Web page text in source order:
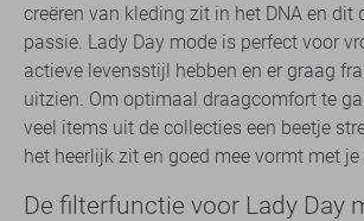
creëren van kleding zit in het DNA en dit
passie. Lady Day mode is perfect voor
actieve levensstijl hebben en er graag
uitzien. Om optimaal draagcomfort te
veel items uit de collecties een beetje
het heerlijk zit en goed mee vormt met
De filterfunctie voor Lady Day